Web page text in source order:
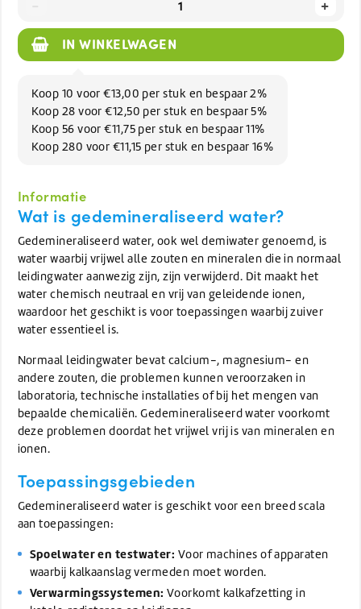
IN WINKELWAGEN
Koop 10 voor €13,00 per stuk en bespaar 2%
Koop 28 voor €12,50 per stuk en bespaar 5%
Koop 56 voor €11,75 per stuk en bespaar 11%
Koop 280 voor €11,15 per stuk en bespaar 16%
Informatie
Wat is gedemineraliseerd water?
Gedemineraliseerd water, ook wel demiwater genoemd, is
water waarbij vrijwel alle zouten en mineralen die in normaal
leidingwater aanwezig zijn, zijn verwijderd. Dit maakt het
water chemisch neutraal en vrij van geleidende ionen,
waardoor het geschikt is voor toepassingen waarbij zuiver
water essentieel is.
Normaal leidingwater bevat calcium-, magnesium- en
andere zouten, die problemen kunnen veroorzaken in
laboratoria, technische installaties of bij het mengen van
bepaalde chemicaliën. Gedemineraliseerd water voorkomt
deze problemen doordat het vrijwel vrij is van mineralen en
ionen.
Toepassingsgebieden
Gedemineraliseerd water is geschikt voor een breed scala
aan toepassingen:
Spoelwater en testwater: Voor machines of apparaten
waarbij kalkaanslag vermeden moet worden.
Verwarmingssystemen: Voorkomt kalkafzetting in